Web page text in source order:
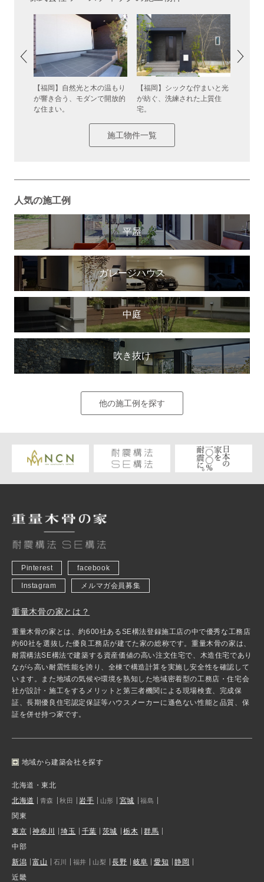
【福岡】自然光と木の温もり
が響き合う、モダンで開放的
な住まい。
【福岡】シックな佇まいと光
が紡ぐ、洗練された上質住
宅。
施工物件一覧
人気の施工例
平屋
ガレージハウス
中庭
吹き抜け
他の施工例を探す
Pinterest facebook
Instagram メルマガ会員募集
重量木骨の家とは？
重量木骨の家とは、約600社あるSE構法登録施工店の中で優秀な工務店
約60社を選抜した優良工務店が建てた家の総称です。重量木骨の家は、
耐震構法SE構法で建築する資産価値の高い注文住宅で、木造住宅であり
ながら高い耐震性能を誇り、全棟で構造計算を実施し安全性を確認して
います。また地域の気候や環境を熟知した地域密着型の工務店・住宅会
社が設計・施工をするメリットと第三者機関による現場検査、完成保
証、長期優良住宅認定保証等ハウスメーカーに遜色ない性能と品質、保
証を併せ持つ家です。
地域から建築会社を探す
北海道・東北
北海道
青森 秋田 岩手 山形 宮城 福島
関東
東京
神奈川 埼玉 千葉 茨城 栃木
群馬
中部
新潟
富山 石川 福井 山梨 長野 岐阜 愛知
静岡
近畿